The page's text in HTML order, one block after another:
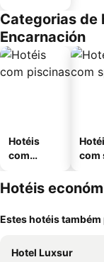
Categorias de
Encarnación
Hotéis
com
com
Hotéis
Estes hotéis
Hotel Luxsur